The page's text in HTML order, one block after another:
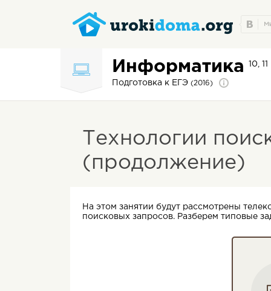
Информатика 10,
Подготовка к ЕГЭ (2016)
Технологии
(продолжение)
На этом занятии будут рассмотрены
поисковых запросов. Разберем типовые